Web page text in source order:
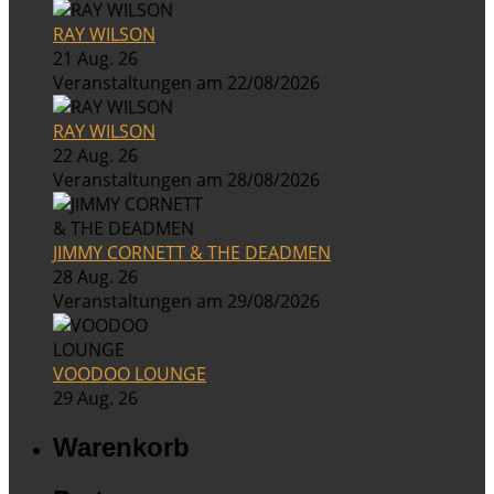
RAY WILSON
21 Aug. 26
Veranstaltungen am 22/08/2026
RAY WILSON
22 Aug. 26
Veranstaltungen am 28/08/2026
JIMMY CORNETT & THE DEADMEN
28 Aug. 26
Veranstaltungen am 29/08/2026
VOODOO LOUNGE
29 Aug. 26
Warenkorb